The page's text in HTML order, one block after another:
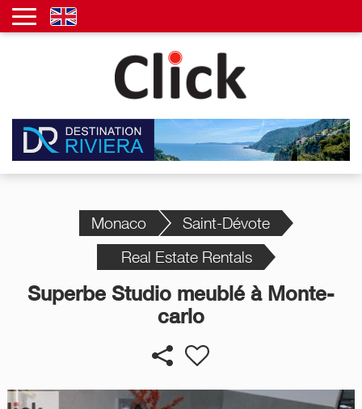
Monaco
Saint-Dévote
Real Estate Rentals
Superbe Studio meublé à Monte-
carlo